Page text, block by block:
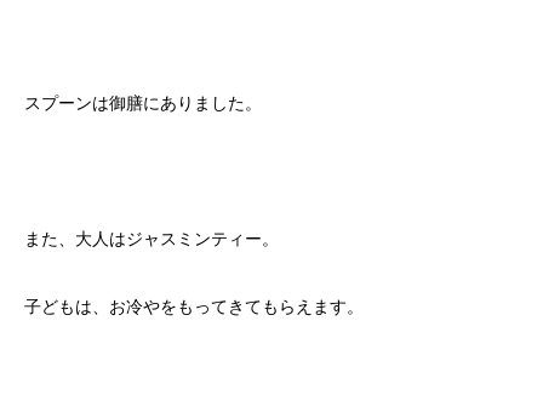
スプーンは御膳にありました。
また、大人はジャスミンティー。
子どもは、お冷やをもってきてもらえます。